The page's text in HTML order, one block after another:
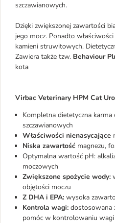
szczawianowych.
Dzięki zwiększonej zawartości
jego mocz. Ponadto
kamieni struwitowych.
Zawiera także tzw. Behaviour
kota
Virbac Veterinary HPM Cat
Kompletna dietetyczna
szczawianowych
Właściwości nienasycające
Niska zawartość magnezu,
Optymalna wartość pH:
moczowych
Zwiększone spożycie wody:
objętości moczu
Z DHA i EPA: wysoka
Kontrola wagi: dostosowana
pomóc w kontrolowaniu wagi